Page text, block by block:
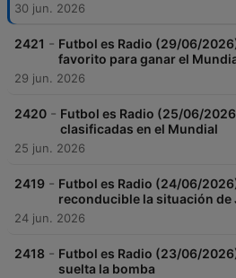
30 jun. 2026
2421 - Futbol es Radio (29/06/
favorito para ganar el
29 jun. 2026
2420 - Futbol es Radio (25/06/
clasificadas en el Mundial
25 jun. 2026
2419 - Futbol es Radio (24/06/
reconducible la situación de
24 jun. 2026
2418 - Futbol es Radio (23/06/
suelta la bomba